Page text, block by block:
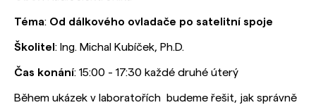
Téma: Od dálkového ovladače po satelitní spoje
Školitel : Ing. Michal Kubíček, Ph.D.
Čas konání: 15:00 - 17:30 každé druhé úterý
Během ukázek v laboratořích budeme řešit, jak správně